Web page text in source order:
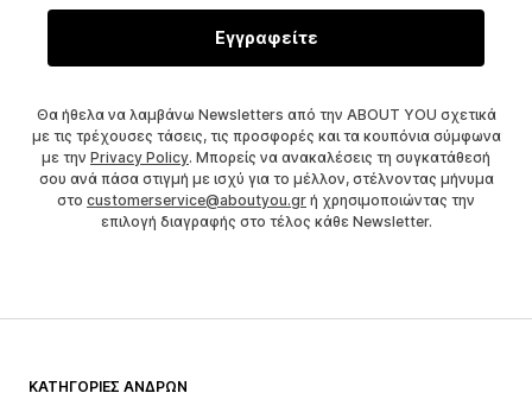
Εγγραφείτε
Θα ήθελα να λαμβάνω Newsletters από την ABOUT YOU σχετικά
με τις τρέχουσες τάσεις, τις προσφορές και τα κουπόνια σύμφωνα
με την Privacy Policy. Μπορείς να ανακαλέσεις τη συγκατάθεσή
σου ανά πάσα στιγμή με ισχύ για το μέλλον, στέλνοντας μήνυμα
στο customerservice@aboutyou.gr ή χρησιμοποιώντας την
επιλογή διαγραφής στο τέλος κάθε Newsletter.
ΚΑΤΗΓΟΡΊΕΣ ΑΝΔΡΏΝ